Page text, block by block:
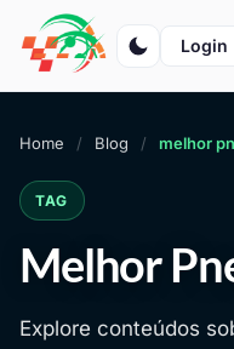
Login
Home Blog melhor
TAG
Melhor
Explore conteúdos